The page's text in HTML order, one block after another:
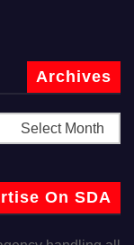
Archives
On SDA